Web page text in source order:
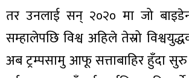
तर उनलाई सन् २०२० मा जो
सम्हालेपछि विश्व अहिले तेस्रो
अब ट्रम्पसामु आफू सत्ताबाहिर हुँदा